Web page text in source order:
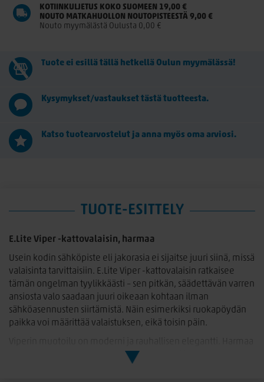
KOTIINKULJETUS KOKO SUOMEEN 19,00 €
NOUTO MATKAHUOLLON NOUTOPISTEESTÄ 9,00 €
Nouto myymälästä Oulusta 0,00 €
Tuote ei esillä tällä hetkellä Oulun myymälässä!
Kysymykset/vastaukset tästä tuotteesta.
Katso tuotearvostelut ja anna myös oma arviosi.
TUOTE-ESITTELY
E.Lite Viper -kattovalaisin, harmaa
Usein kodin sähköpiste eli jakorasia ei sijaitse juuri siinä, missä
valaisinta tarvittaisiin. E.Lite Viper -kattovalaisin ratkaisee
tämän ongelman tyylikkäästi – sen pitkän, säädettävän varren
ansiosta valo saadaan juuri oikeaan kohtaan ilman
sähköasennusten siirtämistä. Näin esimerkiksi ruokapöydän
paikka voi määrittää valaistuksen, eikä toisin päin.
kangasvarjostin suodattaa valon pehmeästi ja luo harmonisen